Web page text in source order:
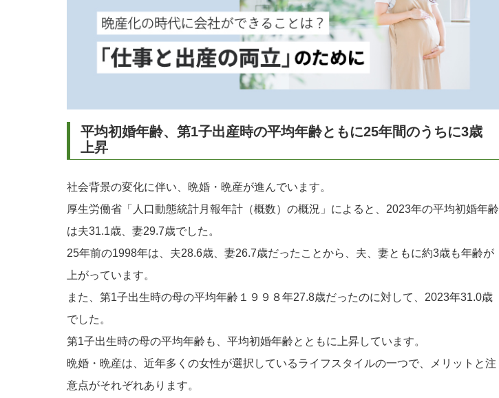
平均初婚年齢、第1子出産時の平均年齢ともに25年間のうちに3歳
上昇
社会背景の変化に伴い、晩婚・晩産が進んでいます。
厚生労働省「人口動態統計月報年計（概数）の概況」によると、2023年の平均初婚年齢
は夫31.1歳、妻29.7歳でした。
25年前の1998年は、夫28.6歳、妻26.7歳だったことから、夫、妻ともに約3歳も年齢が
上がっています。
また、第1子出生時の母の平均年齢１９９８年27.8歳だったのに対して、2023年31.0歳
でした。
第1子出生時の母の平均年齢も、平均初婚年齢とともに上昇しています。
晩婚・晩産は、近年多くの女性が選択しているライフスタイルの一つで、メリットと注
意点がそれぞれあります。